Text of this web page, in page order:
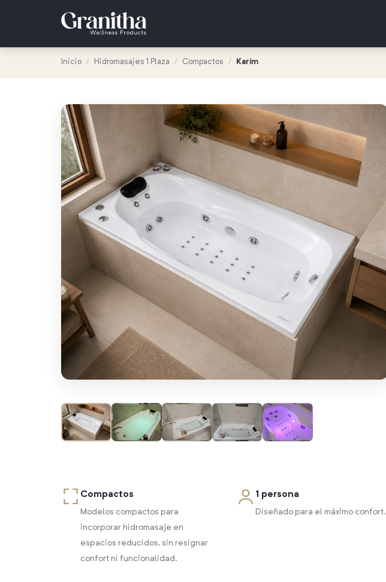
Inicio / Hidromasajes 1 Plaza / Compactos / Karim
Compactos
Modelos compactos para
incorporar hidromasaje en
espacios reducidos, sin resignar
confort ni funcionalidad.
1 persona
Diseñado para el máximo confort.